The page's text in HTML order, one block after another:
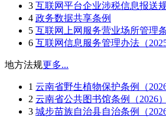
3 互联网平台企业涉税信息报送
4 政务数据共享条例
5 互联网上网服务营业场所管理条
6 互联网信息服务管理办法（2025
地方法规更多...
1 云南省野生植物保护条例（2026
2 云南省公共图书馆条例（2026）
3 城步苗族自治县自治条例（2026